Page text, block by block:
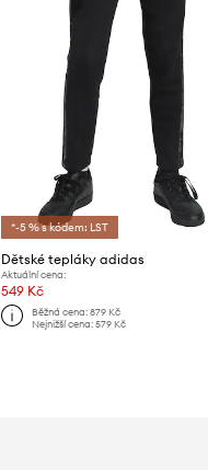
*-5 % s kódem: LST
Dětské tepláky adidas
Aktuální cena:
549 Kč
Běžná cena: 879 Kč
Nejnižší cena: 579 Kč